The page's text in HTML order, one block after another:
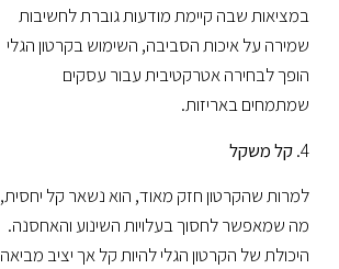
במציאות שבה קיימת מודעות גוברת לחשיבות
שמירה על איכות הסביבה, השימוש בקרטון הגלי
הופך לבחירה אטרקטיבית עבור עסקים
שמתמחים באריזות.
4. קל משקל
למרות שהקרטון חזק מאוד, הוא נשאר קל יחסית,
מה שמאפשר לחסוך בעלויות השינוע והאחסנה.
היכולת של הקרטון הגלי להיות קל אך יציב מביאה